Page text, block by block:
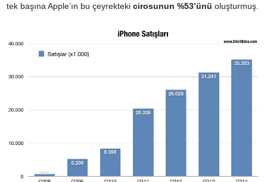
tek başına Apple’ın bu çeyrekteki cirosunun %53’ünü oluşturmuş.